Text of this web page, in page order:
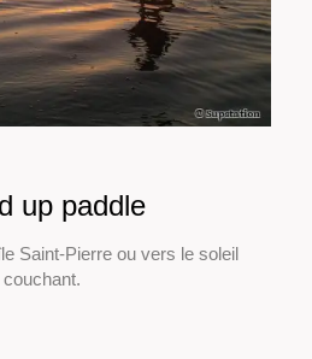
up paddle
Saint-Pierre ou vers le soleil
couchant.